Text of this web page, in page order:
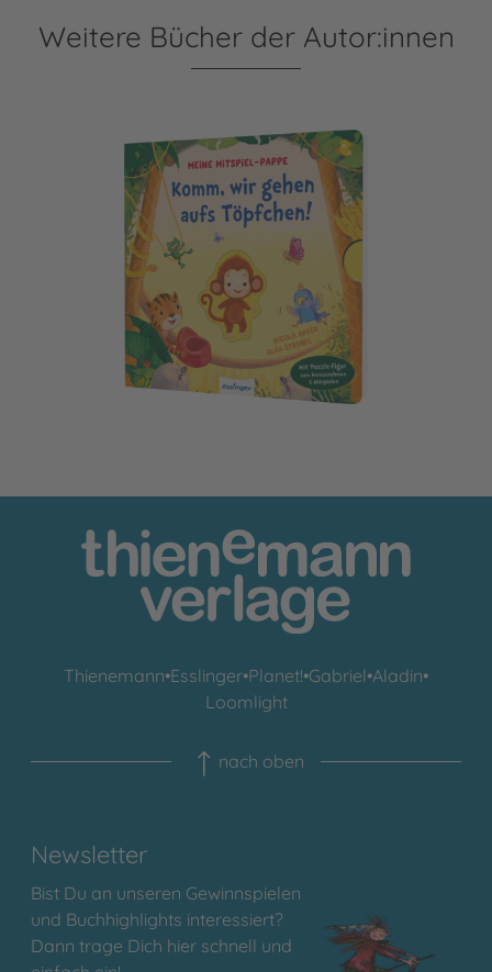
Weitere Bücher der Autor:innen
Meine Mitspiel-Pappe: Komm, wir gehen aufs Töpfchen!
Thienemann•Esslinger•Planet!•Gabriel•Aladin•
Loomlight
nach oben
Newsletter
Bist Du an unseren Gewinnspielen
und Buchhighlights interessiert?
Dann trage Dich hier schnell und